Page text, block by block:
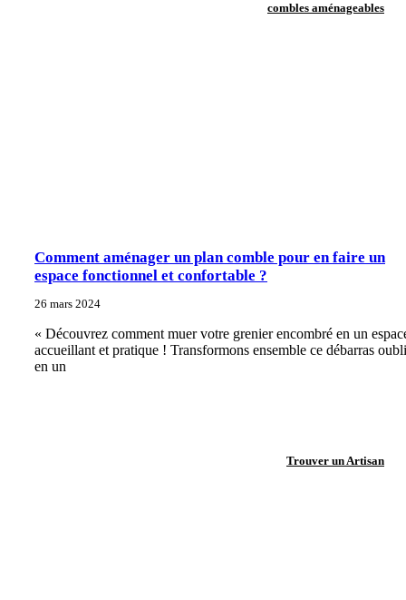
combles aménageables
Comment aménager un plan comble pour en faire un
espace fonctionnel et confortable ?
26 mars 2024
« Découvrez comment muer votre grenier encombré en un
accueillant et pratique ! Transformons ensemble ce débarras
en un
Trouver un Artisan